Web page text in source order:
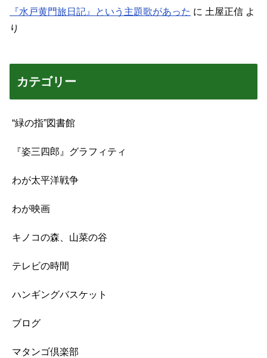
『水戸黄門旅日記』という主題歌があった に 土屋正信 よ
り
カテゴリー
“緑の指”図書館
『姿三四郎』グラフィティ
わが太平洋戦争
わが映画
キノコの森、山菜の谷
テレビの時間
ハンギングバスケット
ブログ
マタンゴ倶楽部